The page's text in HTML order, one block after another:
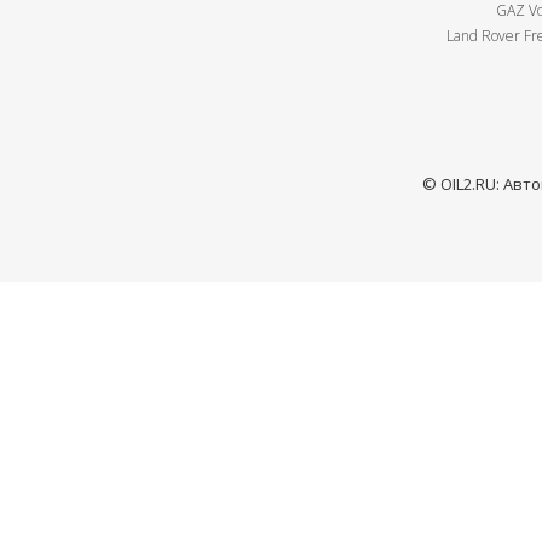
GAZ
Land Rover
© OIL2.RU: